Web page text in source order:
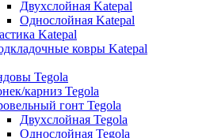
Двухслойная Katepal
Однослойная Katepal
Katepal
ковры Katepal
Tegola
карниз Tegola
гонт Tegola
Двухслойная Tegola
Однослойная Tegola